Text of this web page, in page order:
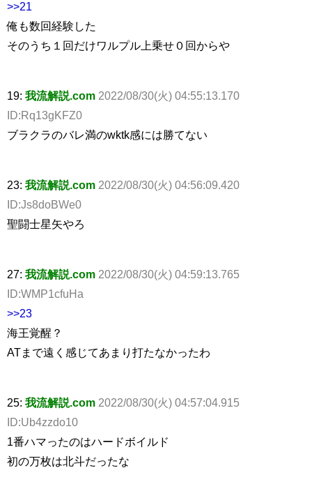
>>21
俺も数回経験した
そのうち１回だけワルプル上乗せ０回からや
19: 我流解説.com 2022/08/30(火) 04:55:13.170
ID:Rq13gKFZ0
ブラクラのバレ満のwktk感には勝てない
23: 我流解説.com 2022/08/30(火) 04:56:09.420
ID:Js8doBWe0
聖闘士星矢やろ
27: 我流解説.com 2022/08/30(火) 04:59:13.765
ID:WMP1cfuHa
>>23
海王覚醒？
ATまで遠く感じてあまり打たなかったわ
25: 我流解説.com 2022/08/30(火) 04:57:04.915
ID:Ub4zzdo10
1番ハマったのはハードボイルド
初の万枚は北斗だったな